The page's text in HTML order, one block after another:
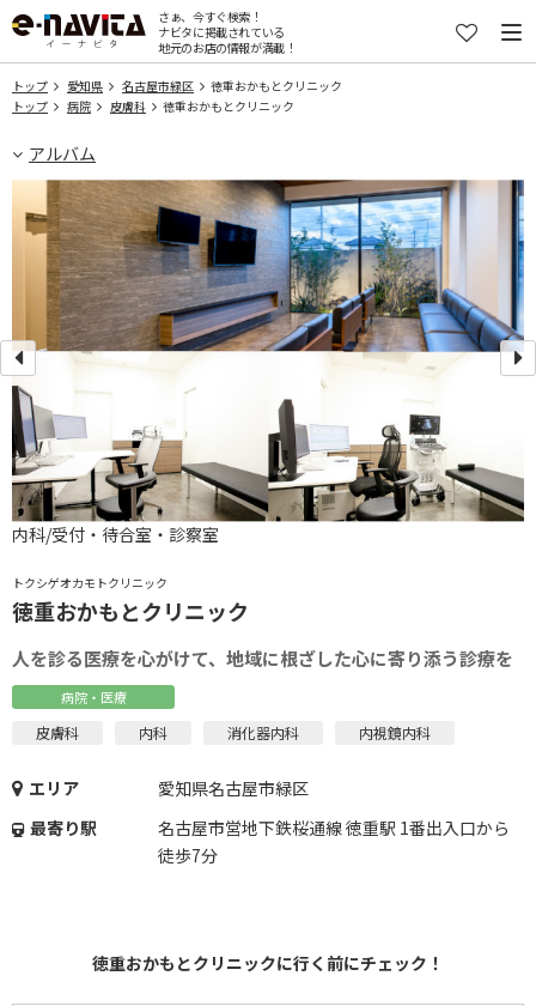
さぁ、今すぐ検索！
ナビタに掲載されている
地元のお店の情報が満載！
トップ 愛知県 名古屋市緑区
徳重おかもとクリニック
トップ
病院 皮膚科 徳重おかもとクリニック
アルバム
トクシゲオカモトクリニック
徳重おかもとクリニック
人を診る医療を心がけて、地域に根ざした心に寄り添う診療を
病院・医療
皮膚科 内科 消化器内科 内視鏡内科
エリア
愛知県名古屋市緑区
最寄り駅
名古屋市営地下鉄桜通線 徳重駅 1番出入口から
徒歩7分
徳重おかもとクリニックに行く前にチェック！
内科/受付・待合室・診察室